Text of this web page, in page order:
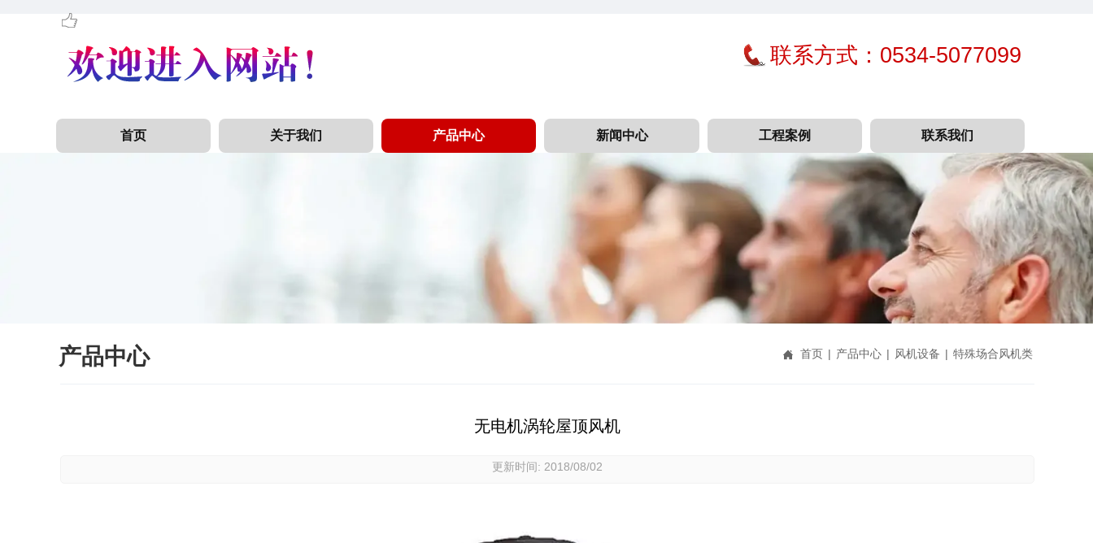
联系方式：0534-5077099
首页 关于我们 产品中心 新闻中心 工程案例 联系我们
无电机涡轮屋顶风机
更新时间: 2018/08/02
 首页 | 产品中心 | 风机设备 | 特殊场合风机类
产品中心